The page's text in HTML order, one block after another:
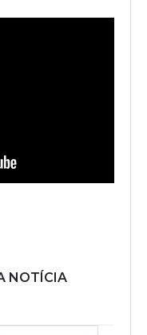
NOTÍCIA